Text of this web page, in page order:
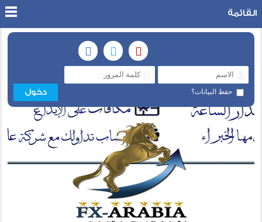
حفظ البيانات؟
القائمة